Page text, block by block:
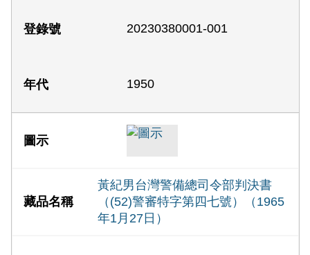
20230380001-001
1950
黃紀男台灣警備總司令部判決書
（(52)警審特字第四七號）（1965
年1月27日）